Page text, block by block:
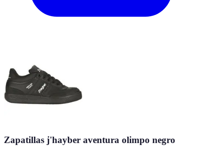
Zapatillas j'hayber aventura olimpo negro